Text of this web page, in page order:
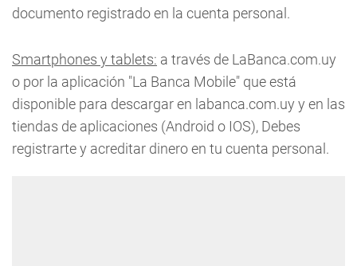
documento registrado en la cuenta personal.
Smartphones y tablets: a través de LaBanca.com.uy
o por la aplicación "La Banca Mobile" que está
disponible para descargar en labanca.com.uy y en las
tiendas de aplicaciones (Android o IOS), Debes
registrarte y acreditar dinero en tu cuenta personal.